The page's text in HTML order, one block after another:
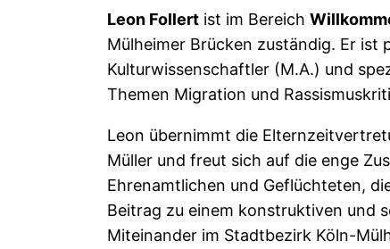
Leon Follert ist im Bereich
Mülheimer Brücken zuständig. Er ist
Kulturwissenschaftler (M.A.) und
Themen Migration und
Leon übernimmt die
Müller und freut sich auf die enge
Ehrenamtlichen und Geflüchteten,
Beitrag zu einem konstruktiven und
Miteinander im Stadtbezirk Köln-